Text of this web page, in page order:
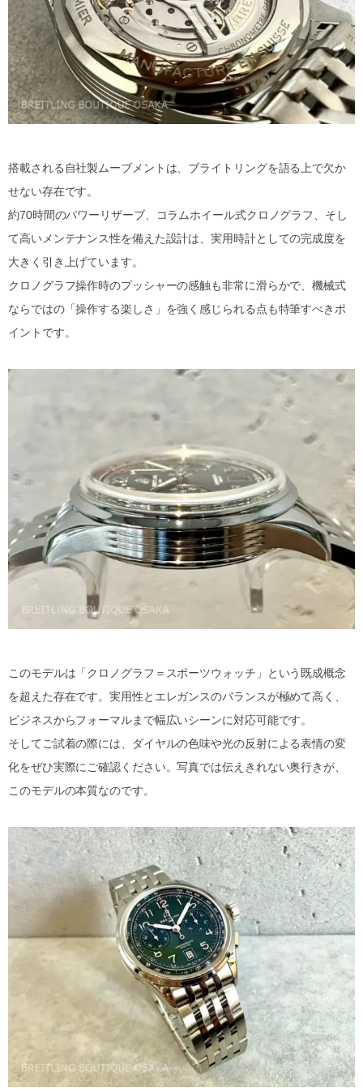
搭載される自社製ムーブメントは、ブライトリングを語る上で欠か
せない存在です。
約70時間のパワーリザーブ、コラムホイール式クロノグラフ、そし
て高いメンテナンス性を備えた設計は、実用時計としての完成度を
大きく引き上げています。
クロノグラフ操作時のプッシャーの感触も非常に滑らかで、機械式
ならではの「操作する楽しさ」を強く感じられる点も特筆すべきポ
イントです。
このモデルは「クロノグラフ＝スポーツウォッチ」という既成概念
を超えた存在です。実用性とエレガンスのバランスが極めて高く、
ビジネスからフォーマルまで幅広いシーンに対応可能です。
そしてご試着の際には、ダイヤルの色味や光の反射による表情の変
化をぜひ実際にご確認ください。写真では伝えきれない奥行きが、
このモデルの本質なのです。